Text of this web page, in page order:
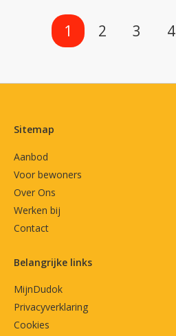
Selecteer een pagina
1 2 3 4
Contactinformatie
Sitemap
Aanbod
Voor bewoners
Over Ons
Werken bij
Contact
Belangrijke links
MijnDudok
Privacyverklaring
Cookies